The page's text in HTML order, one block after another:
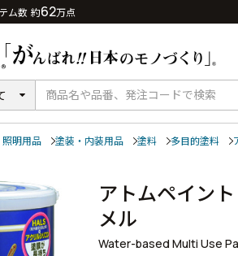
ム数 約62万点
明用品 塗装・内装用品 塗料 多目的塗料
アトムペイン
メル
Water-based Multi Use